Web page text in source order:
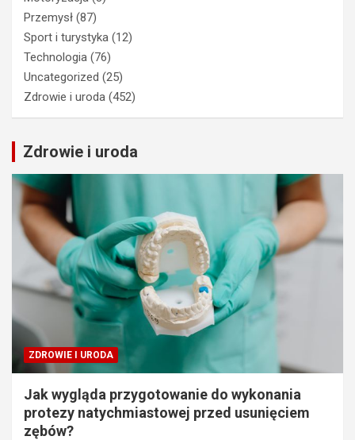
Przemysł (87)
Sport i turystyka (12)
Technologia (76)
Uncategorized (25)
Zdrowie i uroda (452)
Zdrowie i uroda
ZDROWIE I URODA
Jak wygląda przygotowanie do wykonania
protezy natychmiastowej przed usunięciem
zębów?